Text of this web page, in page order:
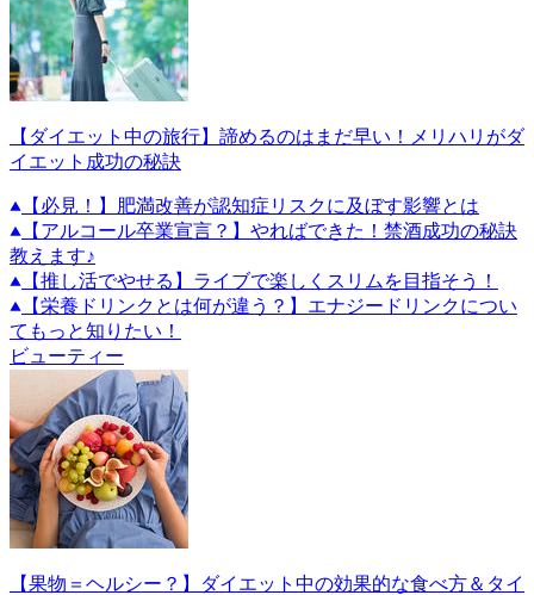
【ダイエット中の旅行】諦めるのはまだ早い！メリハリがダ
イエット成功の秘訣
【必見！】肥満改善が認知症リスクに及ぼす影響とは
【アルコール卒業宣言？】やればできた！禁酒成功の秘訣
教えます♪
【推し活でやせる】ライブで楽しくスリムを目指そう！
【栄養ドリンクとは何が違う？】エナジードリンクについ
てもっと知りたい！
ビューティー
【果物＝ヘルシー？】ダイエット中の効果的な食べ方＆タイ